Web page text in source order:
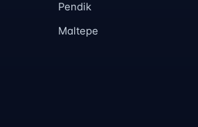
Pendik
Maltepe